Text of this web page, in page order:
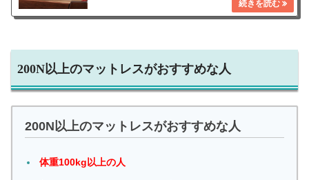
200N以上のマットレスがおすすめな人
200N以上のマットレスがおすすめな人
体重100kg以上の人